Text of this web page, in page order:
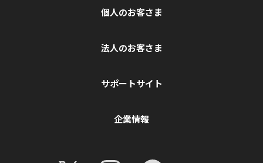
個人のお客さま
法人のお客さま
サポートサイト
企業情報